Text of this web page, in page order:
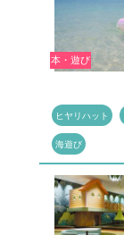
本・遊び
ヒヤリハット
海遊び